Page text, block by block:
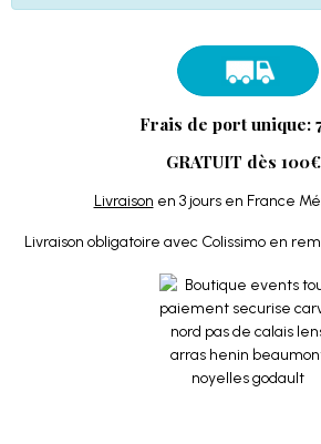
Frais de port unique:
GRATUIT dès
Livraison en 3 jours en France
Livraison obligatoire avec Colissimo en